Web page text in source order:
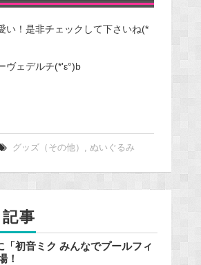
い！是非チェックして下さいね(*
ヴェデルチ(*'ε°)b
グッズ（その他） , ぬいぐるみ
事
「初音ミク みんなでプールフィ
！